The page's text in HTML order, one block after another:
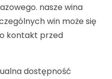
nasze wina
win może się
kontakt przed
dostępność